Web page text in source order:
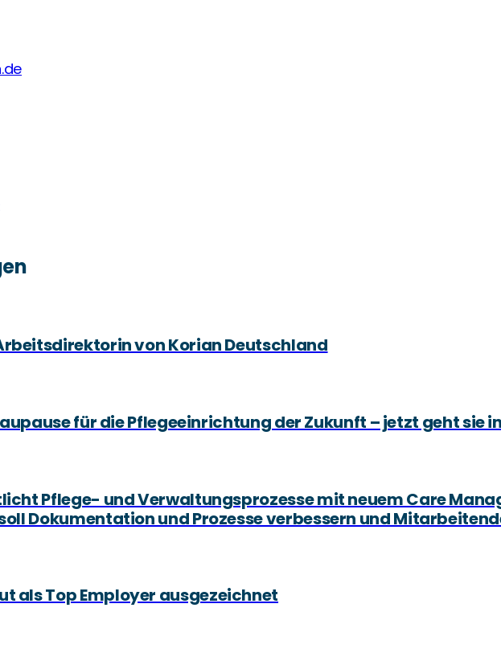
von Korian Deutschland
für die Pflegeeinrichtung der Zukunft – jetzt geht sie
Pflege- und Verwaltungsprozesse mit neuem Care
Dokumentation und Prozesse verbessern und
als Top Employer ausgezeichnet